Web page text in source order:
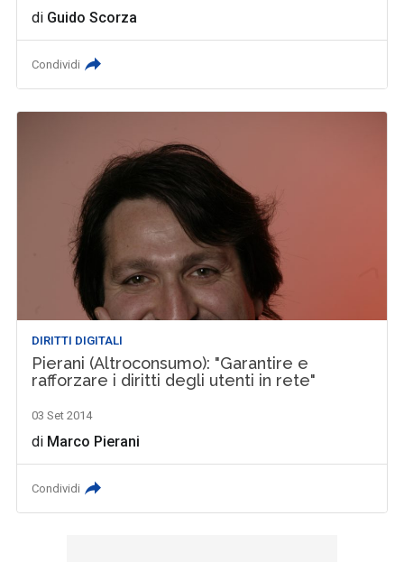
di Guido Scorza
Condividi
DIRITTI DIGITALI
Pierani (Altroconsumo): "Garantire e
rafforzare i diritti degli utenti in rete"
03 Set 2014
di Marco Pierani
Condividi